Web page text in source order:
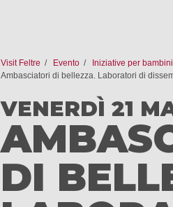
Visit Feltre Evento
Iniziative per
Ambasciatori di bellezza. Laboratori di
VENERDÌ 21
DI